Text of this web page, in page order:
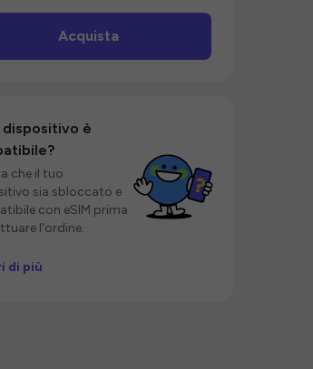
Acquista
dispositivo è
che il tuo
sia sbloccato e
con eSIM prima
l'ordine.
di più